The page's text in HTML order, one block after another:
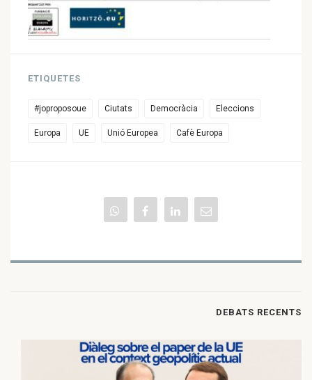
ETIQUETES
#joproposoue Ciutats Democràcia Eleccions
Europa UE Unió Europea Cafè Europa
DEBATS RECENTS